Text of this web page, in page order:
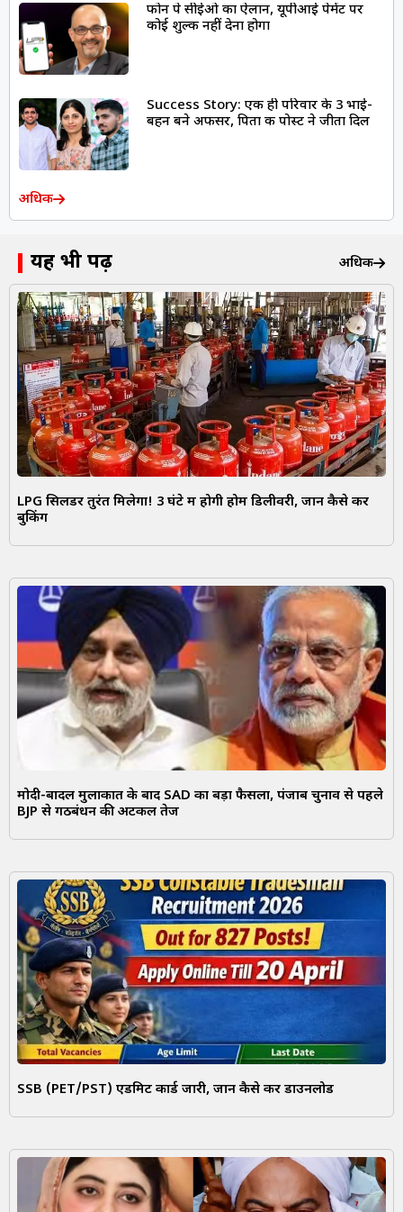
फोन पे सीईओ का ऐलान, यूपीआई पेमेंट पर
कोई शुल्क नहीं देना होगा
Success Story: एक ही परिवार के 3 भाई-
बहन बने अफसर, पिता की पोस्ट ने जीता दिल
अधिक
यह भी पढ़ें अधिक
LPG सिलेंडर तुरंत मिलेगा! 3 घंटे में होगी होम डिलीवरी, जानें कैसे करें
बुकिंग
मोदी-बादल मुलाकात के बाद SAD का बड़ा फैसला, पंजाब चुनाव से पहले
BJP से गठबंधन की अटकलें तेज
SSB (PET/PST) एडमिट कार्ड जारी, जानें कैसे करें डाउनलोड